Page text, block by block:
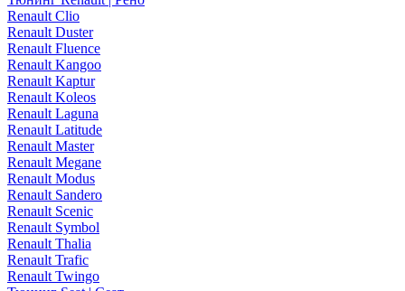
Renault Clio
Renault Duster
Renault Fluence
Renault Kangoo
Renault Kaptur
Renault Koleos
Renault Laguna
Renault Latitude
Renault Master
Renault Megane
Renault Modus
Renault Sandero
Renault Scenic
Renault Symbol
Renault Thalia
Renault Trafic
Renault Twingo